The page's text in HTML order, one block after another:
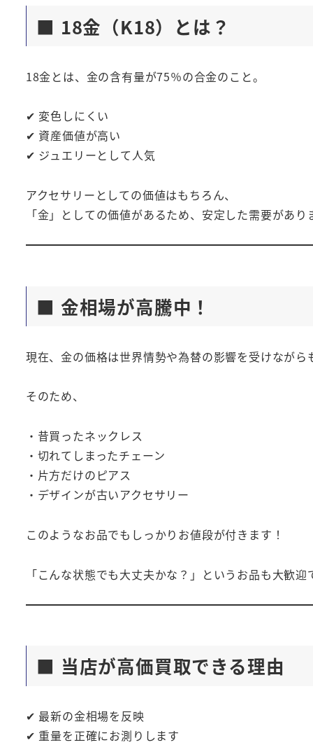
■ 18金（K18）とは？
18金とは、金の含有量が75％の合金のこと。
✔ 変色しにくい
✔ 資産価値が高い
✔ ジュエリーとして人気
アクセサリーとしての価値はもちろん、
「金」としての価値があるため、安定した需要があり
■ 金相場が高騰中！
現在、金の価格は世界情勢や為替の影響を受けながら
そのため、
・昔買ったネックレス
・切れてしまったチェーン
・片方だけのピアス
・デザインが古いアクセサリー
このようなお品でもしっかりお値段が付きます！
「こんな状態でも大丈夫かな？」というお品も大歓迎
■ 当店が高価買取できる理由
✔ 最新の金相場を反映
✔ 重量を正確にお測りします